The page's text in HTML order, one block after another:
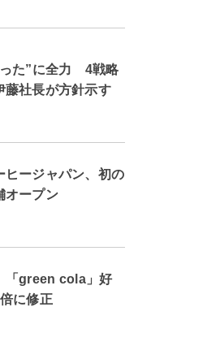
た”に全力 4戦略
社長が方針示す
ヒージャパン、初の
オープン
「green cola」好
に修正